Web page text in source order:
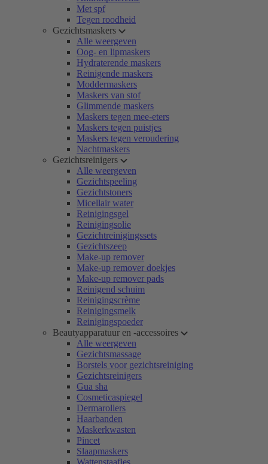
Met spf
Tegen roodheid
Gezichtsmaskers
Alle weergeven
Oog- en lipmaskers
Hydraterende maskers
Reinigende maskers
Moddermaskers
Maskers van stof
Glimmende maskers
Maskers tegen mee-eters
Maskers tegen puistjes
Maskers tegen veroudering
Nachtmaskers
Gezichtsreinigers
Alle weergeven
Gezichtspeeling
Gezichtstoners
Micellair water
Reinigingsgel
Reinigingsolie
Gezichtreinigingssets
Gezichtszeep
Make-up remover
Make-up remover doekjes
Make-up remover pads
Reinigend schuim
Reinigingscrème
Reinigingsmelk
Reinigingspoeder
Beautyapparatuur en -accessoires
Alle weergeven
Gezichtsmassage
Borstels voor gezichtsreiniging
Gezichtsreinigers
Gua sha
Cosmeticaspiegel
Dermarollers
Haarbanden
Maskerkwasten
Pincet
Slaapmaskers
Wattenstaafjes